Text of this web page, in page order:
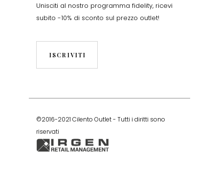
Unisciti al nostro programma fidelity, ricevi
subito -10% di sconto sul prezzo outlet!
ISCRIVITI
©2016-2021 Cilento Outlet - Tutti i diritti sono
riservati